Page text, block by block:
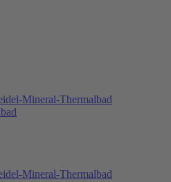
Mineral-Thermalbad
Mineral-Thermalbad